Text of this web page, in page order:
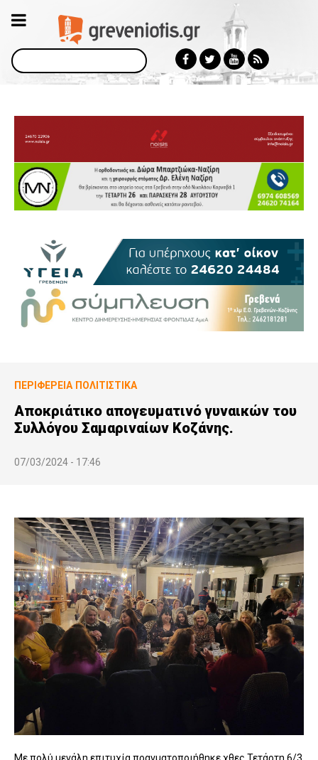
Αναζήτηση
ΠΕΡΙΦΈΡΕΙΑ ΠΟΛΙΤΙΣΤΙΚΆ
Αποκριάτικο απογευματινό γυναικών του
Συλλόγου Σαμαριναίων Κοζάνης.
07/03/2024 - 17:46